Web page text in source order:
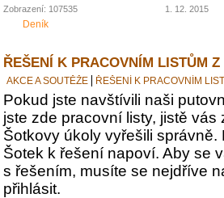
Zobrazení: 107535 1. 12. 2015
Deník
ŘEŠENÍ K PRACOVNÍM LISTŮM Z
AKCE A SOUTĚŽE ŘEŠENÍ K PRACOVNÍM
Pokud jste navštívili naši
jste zde pracovní listy, jistě vás
Šotkovy úkoly vyřešili
Šotek k řešení napoví. Aby se
s řešením, musíte se nejdříve
přihlásit.